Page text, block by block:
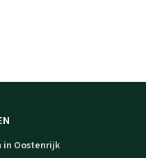
in Oostenrijk